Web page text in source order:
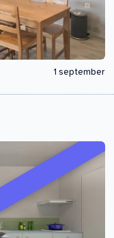
1 september